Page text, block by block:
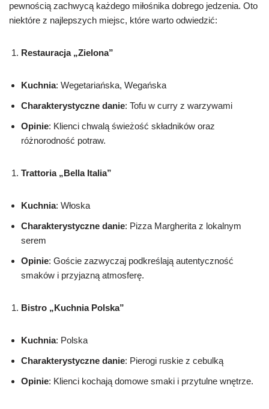
pewnością zachwycą każdego miłośnika dobrego jedzenia. Oto
niektóre z najlepszych miejsc, które warto odwiedzić:
Restauracja „Zielona”
Kuchnia: Wegetariańska, Wegańska
Charakterystyczne danie: Tofu w curry z warzywami
Opinie: Klienci chwalą świeżość składników oraz
różnorodność potraw.
Trattoria „Bella Italia”
Kuchnia: Włoska
Charakterystyczne danie: Pizza Margherita z lokalnym
serem
Opinie: Goście zazwyczaj podkreślają autentyczność
smaków i przyjazną atmosferę.
Bistro „Kuchnia Polska”
Kuchnia: Polska
Charakterystyczne danie: Pierogi ruskie z cebulką
Opinie: Klienci kochają domowe smaki i przytulne wnętrze.